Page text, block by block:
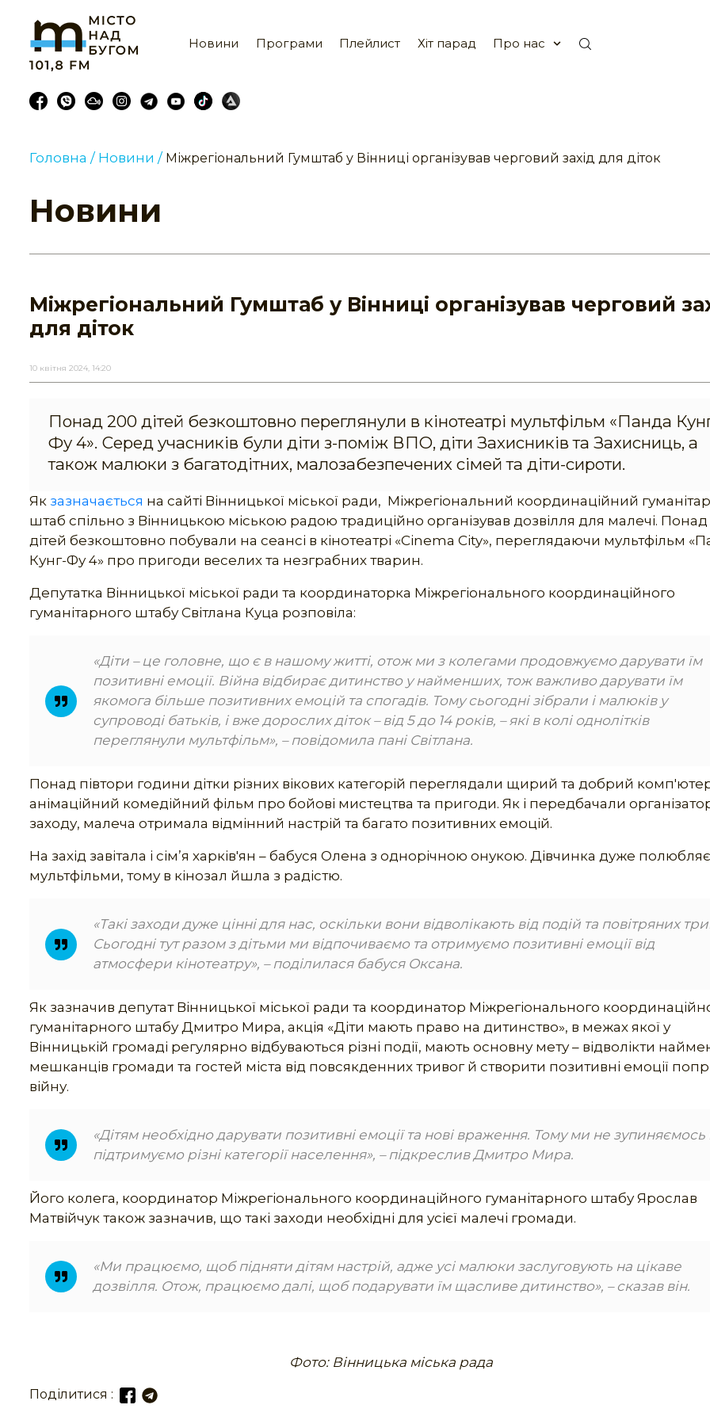
Новини Програми Плейлист Хіт парад Про нас
Головна / Новини / Міжрегіональний Гумштаб у Вінниці організував черговий захід для діток
Новини
Міжрегіональний Гумштаб у Вінниці організував черговий
для діток
10 квітня 2024, 14:20
Понад 200 дітей безкоштовно переглянули в кінотеатрі мультфільм «Панда
Фу 4». Серед учасників були діти з-поміж ВПО, діти Захисників та Захисниць, а
також малюки з багатодітних, малозабезпечених сімей та діти-сироти.
Як зазначається на сайті Вінницької міської ради, Міжрегіональний координаційний
штаб спільно з Вінницькою міською радою традиційно організував дозвілля для малечі. Понад
дітей безкоштовно побували на сеансі в кінотеатрі «Cinema City», переглядаючи мультфільм
Кунг-Фу 4» про пригоди веселих та незграбних тварин.
Депутатка Вінницької міської ради та координаторка Міжрегіонального координаційного
гуманітарного штабу Світлана Куца розповіла:
«Діти – це головне, що є в нашому житті, отож ми з колегами продовжуємо дарувати їм
позитивні емоції. Війна відбирає дитинство у найменших, тож важливо дарувати їм
якомога більше позитивних емоцій та спогадів. Тому сьогодні зібрали і малюків у
супроводі батьків, і вже дорослих діток – від 5 до 14 років, – які в колі однолітків
переглянули мультфільм», – повідомила пані Світлана.
Понад півтори години дітки різних вікових категорій переглядали щирий та добрий
анімаційний комедійний фільм про бойові мистецтва та пригоди. Як і передбачали
заходу, малеча отримала відмінний настрій та багато позитивних емоцій.
На захід завітала і сім’я харків'ян – бабуся Олена з однорічною онукою. Дівчинка дуже полюбляє
мультфільми, тому в кінозал йшла з радістю.
«Такі заходи дуже цінні для нас, оскільки вони відволікають від подій та повітряних
Сьогодні тут разом з дітьми ми відпочиваємо та отримуємо позитивні емоції від
атмосфери кінотеатру», – поділилася бабуся Оксана.
Як зазначив депутат Вінницької міської ради та координатор Міжрегіонального
гуманітарного штабу Дмитро Мира, акція «Діти мають право на дитинство», в межах якої у
Вінницькій громаді регулярно відбуваються різні події, мають основну мету – відволікти
мешканців громади та гостей міста від повсякденних тривог й створити позитивні емоції
війну.
«Дітям необхідно дарувати позитивні емоції та нові враження. Тому ми не зупиняємось
підтримуємо різні категорії населення», – підкреслив Дмитро Мира.
Його колега, координатор Міжрегіонального координаційного гуманітарного штабу Ярослав
Матвійчук також зазначив, що такі заходи необхідні для усієї малечі громади.
«Ми працюємо, щоб підняти дітям настрій, адже усі малюки заслуговують на цікаве
дозвілля. Отож, працюємо далі, щоб подарувати їм щасливе дитинство», – сказав він.
Фото: Вінницька міська рада
Поділитися :